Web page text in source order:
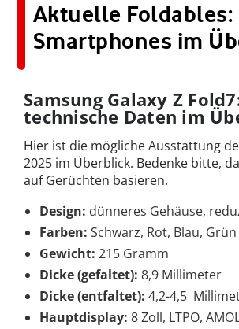
Aktuelle Foldables:
Smartphones im
Samsung Galaxy Z
technische Daten im
Hier ist die mögliche Ausstattung
2025 im Überblick. Bedenke bitte,
auf Gerüchten basieren.
Design: dünneres Gehäuse,
Farben: Schwarz, Rot, Blau,
Gewicht: 215 Gramm
Dicke (gefaltet): 8,9 Millimeter
Dicke (entfaltet): 4,2-4,5
Hauptdisplay: 8 Zoll, LTPO,